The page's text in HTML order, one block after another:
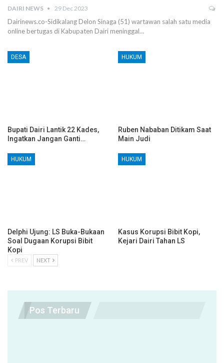
DAIRI NEWS 29 Dec 2023
Dairinews.co-Sidikalang Delon Sinaga (51) wartawan salah satu media
online bertugas di Kabupaten Dairi meninggal…
DESA
Bupati Dairi Lantik 22 Kades,
Ingatkan Jangan Ganti…
HUKUM
Ruben Nababan Ditikam Saat
Main Judi
HUKUM
Delphi Ujung: LS Buka-Bukaan
Soal Dugaan Korupsi Bibit
Kopi
HUKUM
Kasus Korupsi Bibit Kopi,
Kejari Dairi Tahan LS
PREV NEXT
Pos Terbaru